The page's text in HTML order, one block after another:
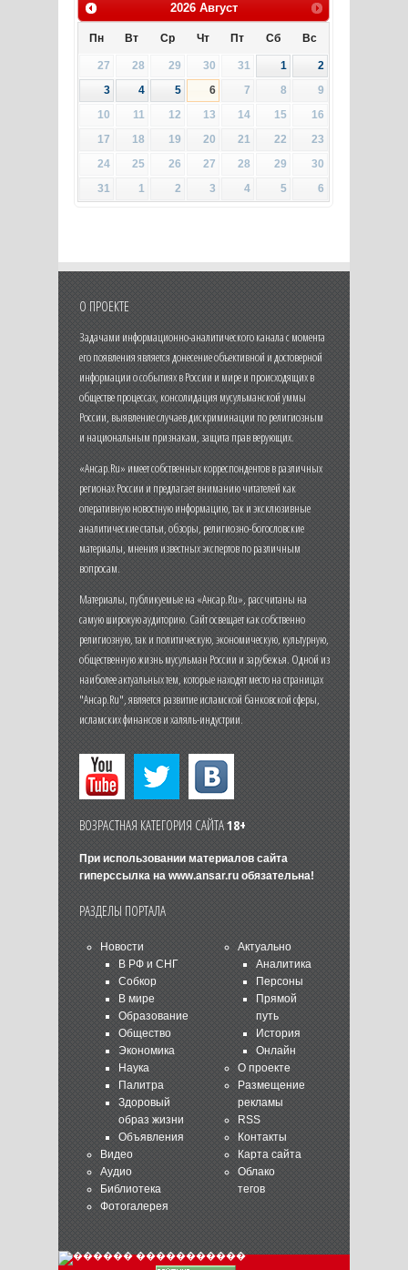
2026 Август
Пн Вт Ср Чт Пт Сб Вс
27 28 29 30 31 1
2
3
4 5 6 7 8
9
10
11 12 13 14 15
16
17
18 19 20 21 22
23
24
25 26 27 28 29
30
31
1 2 3 4 5 6
О ПРОЕКТЕ
Задачами информационно-аналитического канала с момента
его появления является донесение объективной и достоверной
информации о событиях в России и мире и происходящих в
обществе процессах, консолидация мусульманской уммы
России, выявление случаев дискриминации по религиозным
и национальным признакам, защита прав верующих.
«Ансар.Ru» имеет собственных корреспондентов в различных
регионах России и предлагает вниманию читателей как
оперативную новостную информацию, так и эксклюзивные
аналитические статьи, обзоры, религиозно-богословские
материалы, мнения известных экспертов по различным
вопросам.
Материалы, публикуемые на «Ансар.Ru», рассчитаны на
самую широкую аудиторию. Сайт освещает как собственно
религиозную, так и политическую, экономическую, культурную,
общественную жизнь мусульман России и зарубежья. Одной из
наиболее актуальных тем, которые находят место на страницах
"Ансар.Ru", является развитие исламской банковской сферы,
исламских финансов и халяль-индустрии.
ВОЗРАСТНАЯ КАТЕГОРИЯ САЙТА18+
При использовании материалов сайта
гиперссылка на www.ansar.ruобязательна!
РАЗДЕЛЫ ПОРТАЛА
Новости
В РФ и СНГ
Собкор
В мире
Образование
Общество
Экономика
Наука
Палитра
Здоровый
образ жизни
Объявления
Видео
Аудио
Библиотека
Фотогалерея
Актуально
Аналитика
Персоны
Прямой
путь
История
Онлайн
О проекте
Размещение
рекламы
RSS
Контакты
Карта сайта
Облако
тегов